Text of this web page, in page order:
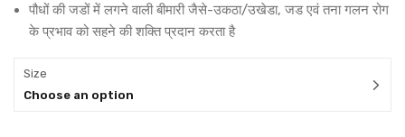
पौधों की जडों में लगने वाली बीमारी जैसे-उकठा/उखेडा, जड एवं तना गलन रोग
के प्रभाव को सहने की शक्ति प्रदान करता है
Size
Choose an option